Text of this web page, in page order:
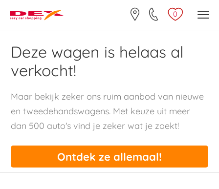
0
Deze wagen is helaas al
verkocht!
Maar bekijk zeker ons ruim aanbod van nieuwe
en tweedehandswagens. Met keuze uit meer
dan 500 auto's vind je zeker wat je zoekt!
Ontdek ze allemaal!